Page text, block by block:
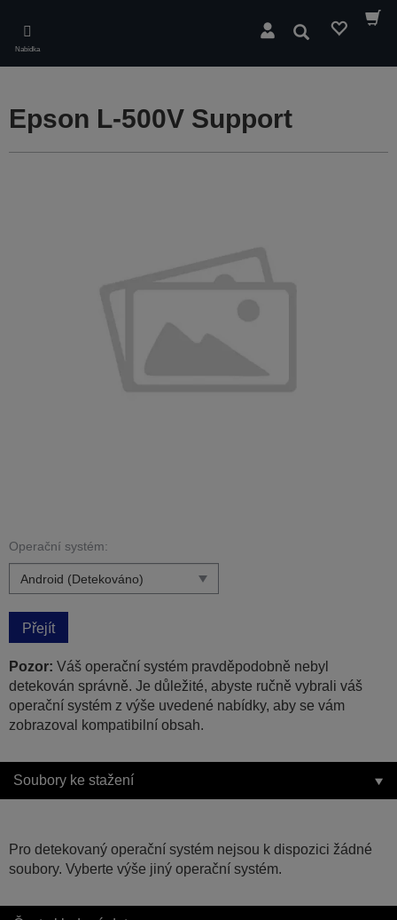
main
content
Nabídka
Hledat
Epson L-500V Support
Operační systém:
Přejít
Pozor: Váš operační systém pravděpodobně nebyl
detekován správně. Je důležité, abyste ručně vybrali váš
operační systém z výše uvedené nabídky, aby se vám
zobrazoval kompatibilní obsah.
Soubory ke stažení
Pro detekovaný operační systém nejsou k dispozici žádné
soubory. Vyberte výše jiný operační systém.